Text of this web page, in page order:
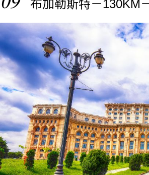
布加勒斯特－130KM